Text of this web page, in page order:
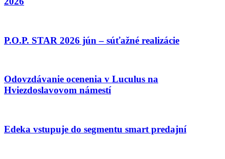
P.O.P. STAR 2026 jún – súťažné realizácie
Odovzdávanie ocenenia v Luculus na
Hviezdoslavovom námestí
Edeka vstupuje do segmentu smart predajní